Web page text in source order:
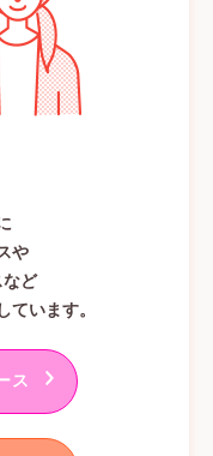
や
ど
います。
ス